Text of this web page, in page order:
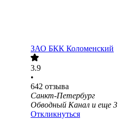
ЗАО БКК Коломенский
3.9
•
642 отзыва
Санкт-Петербург
Обводный Канал и еще 3
Откликнуться